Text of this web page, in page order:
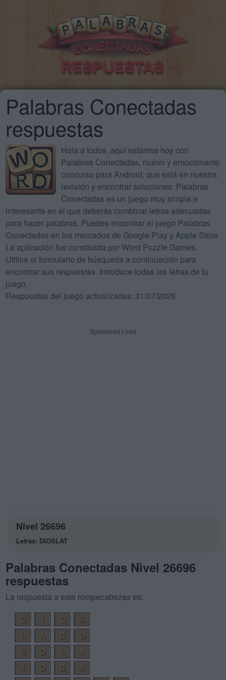
Palabras Conectadas
respuestas
Hola a todos, aquí estamos hoy con
Palabras Conectadas, nuevo y emocionante
concurso para Android, que está en nuestra
revisión y encontrar soluciones. Palabras
Conectadas es un juego muy simple e
interesante en el que deberás combinar letras adecuadas
para hacer palabras. Puedes encontrar el juego Palabras
Conectadas en los mercados de Google Play y Apple Store.
La aplicación fue construida por Word Puzzle Games.
Utilice el formulario de búsqueda a continuación para
encontrar sus respuestas. Introduce todas las letras de tu
juego.
Respuestas del juego actualizadas: 31/07/2026
Sponsored Links
Nivel 26696
Letras: DIOSLAT
Palabras Conectadas Nivel 26696
respuestas
La respuesta a este rompecabezas es:
D
O
S
L
A D
O
S
O L
A
T
O D
A